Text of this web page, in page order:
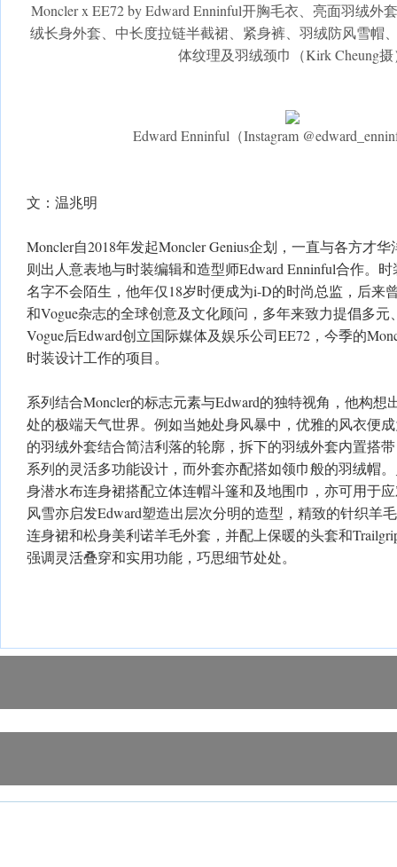
Moncler x EE72 by Edward Enninful开胸毛衣、亮面羽绒外
绒长身外套、中长度拉链半截裙、紧身裤、羽绒防风雪帽
体纹理及羽绒颈巾（Kirk Cheung摄
Edward Enninful（Instagram
文：温兆明
Moncler自2018年发起Moncler Genius企划，一直与各方才
则出人意表地与时装编辑和造型师Edward Enninful合作。
名字不会陌生，他年仅18岁时便成为i-D的时尚总监，后来
和Vogue杂志的全球创意及文化顾问，多年来致力提倡多
Vogue后Edward创立国际媒体及娱乐公司EE72，今季的
时装设计工作的项目。
系列结合Moncler的标志元素与Edward的独特视角，他构想
处的极端天气世界。例如当她处身风暴中，优雅的风衣便
的羽绒外套结合简洁利落的轮廓，拆下的羽绒外套内置搭
系列的灵活多功能设计，而外套亦配搭如领巾般的羽绒帽
身潜水布连身裙搭配立体连帽斗篷和及地围巾，亦可用于
风雪亦启发Edward塑造出层次分明的造型，精致的针织羊
连身裙和松身美利诺羊毛外套，并配上保暖的头套和
强调灵活叠穿和实用功能，巧思细节处处。